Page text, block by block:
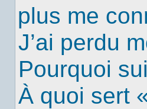
plus me
J’ai perdu
Pourquoi
À quoi sert